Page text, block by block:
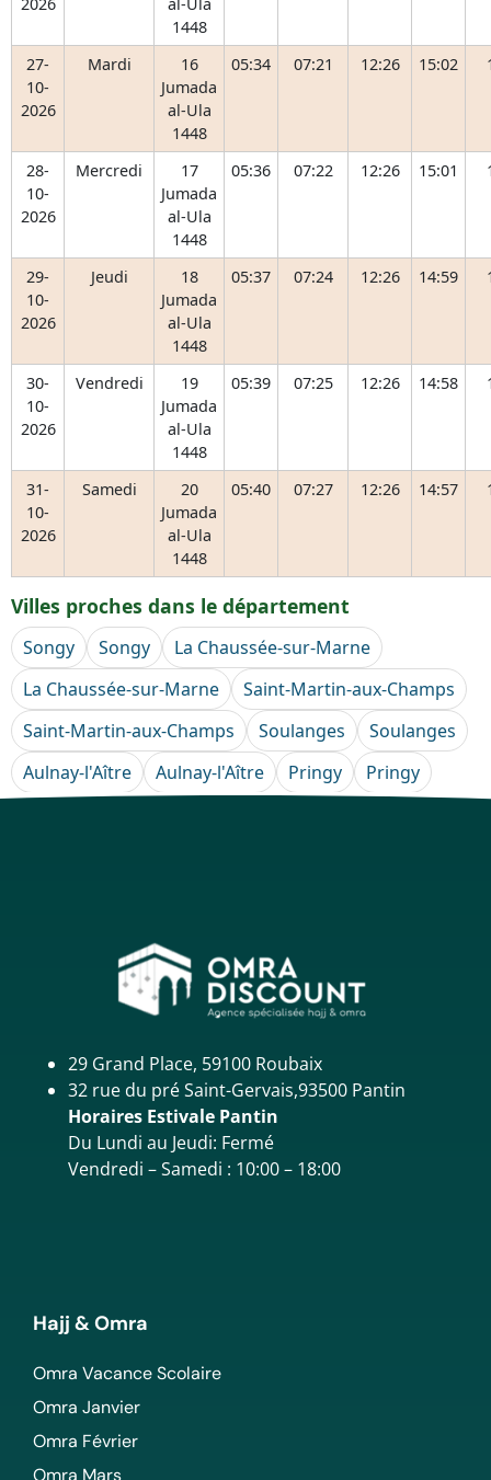
1448
27-
10-
2026
Mardi
16
Jumada
al-Ula
1448
05:34 07:21 12:26 15:02
28-
10-
2026
Mercredi
17
Jumada
al-Ula
1448
05:36 07:22 12:26 15:01
29-
10-
2026
Jeudi
18
Jumada
al-Ula
1448
05:37 07:24 12:26 14:59
30-
10-
2026
Vendredi
19
Jumada
al-Ula
1448
05:39 07:25 12:26 14:58
31-
10-
2026
Samedi
20
Jumada
al-Ula
1448
05:40 07:27 12:26 14:57
Villes proches dans le département
Songy Songy
La Chaussée-sur-Marne
La Chaussée-sur-Marne
Saint-Martin-aux-Champs
Saint-Martin-aux-Champs
Soulanges
Soulanges
Aulnay-l'Aître
Aulnay-l'Aître Pringy Pringy
29 Grand Place, 59100 Roubaix
32 rue du pré Saint-Gervais,93500 Pantin
Horaires Estivale Pantin
Du Lundi au Jeudi: Fermé
Vendredi – Samedi : 10:00 – 18:00
Hajj & Omra
Omra Vacance Scolaire
Omra Janvier
Omra Février
Omra Mars